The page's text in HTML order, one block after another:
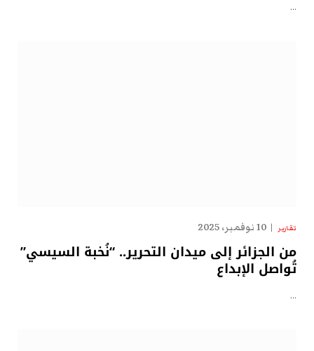
…
تقارير 10 نوفمبر، 2025
من الجزائر إلى ميدان التحرير.. “نُخبة السيسي”
تُواصل الإبداع
…